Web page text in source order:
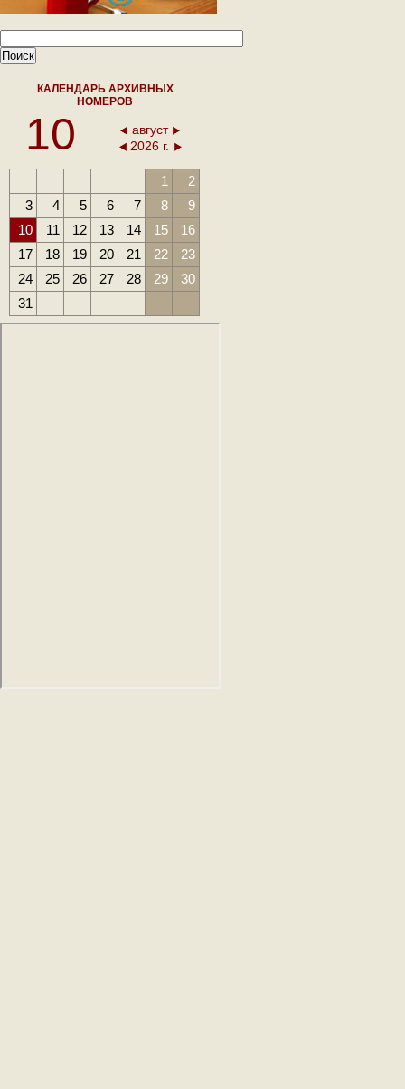
КАЛЕНДАРЬ АРХИВНЫХ
НОМЕРОВ
10
август
2026 г.
1
2
3
4 5 6 7 8
9
10
11 12 13 14 15
16
17
18 19 20 21 22
23
24
25 26 27 28 29
30
31